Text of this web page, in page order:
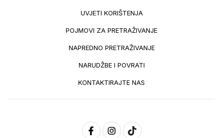
UVJETI KORIŠTENJA
POJMOVI ZA PRETRAŽIVANJE
NAPREDNO PRETRAŽIVANJE
NARUDŽBE I POVRATI
KONTAKTIRAJTE NAS